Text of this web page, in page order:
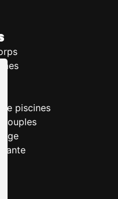
piscines